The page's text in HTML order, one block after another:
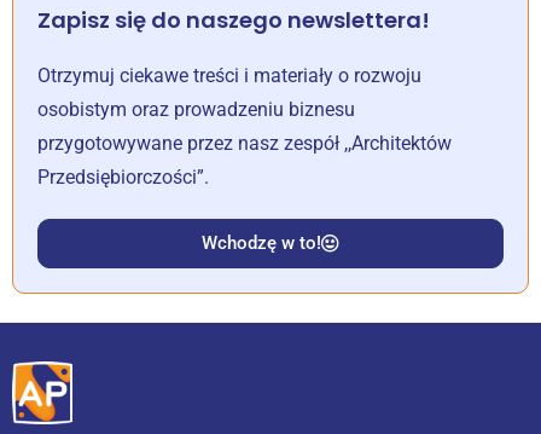
Zapisz się do naszego newslettera!
Otrzymuj ciekawe treści i materiały o rozwoju
osobistym oraz prowadzeniu biznesu
przygotowywane przez nasz zespół ,,Architektów
Przedsiębiorczości”.
Wchodzę w to!